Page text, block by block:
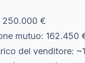
250.000 €
mutuo: 162.450
del venditore: